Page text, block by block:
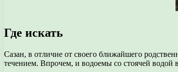
Где искать
Сазан, в отличие от своего ближайшего
течением. Впрочем, и водоемы со стоячей водой